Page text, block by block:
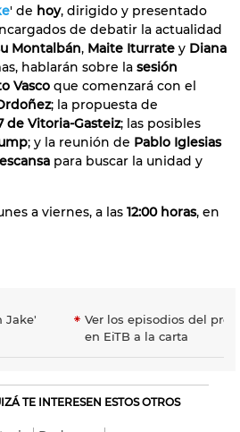
' de hoy, dirigido y presentado
de debatir la actualidad
Montalbán, Maite Iturrate y Diana
hablarán sobre la sesión
Vasco que comenzará con el
; la propuesta de
de Vitoria-Gasteiz; las posibles
; y la reunión de Pablo Iglesias
para buscar la unidad y
a viernes, a las 12:00 horas, en
Jake'
Ver los episodios del
en EiTB a la carta
TE INTERESEN ESTOS OTROS